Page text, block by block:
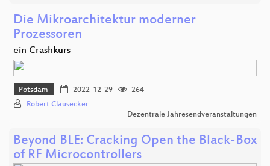
Die Mikroarchitektur moderner
Prozessoren
ein Crashkurs
Potsdam 2022-12-29
264
Robert Clausecker
Dezentrale Jahresendveranstaltungen
Beyond BLE: Cracking Open the Black-Box
of RF Microcontrollers